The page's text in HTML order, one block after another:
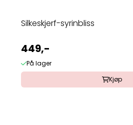
Silkeskjerf-syrinbliss
449,-
På lager
Kjøp